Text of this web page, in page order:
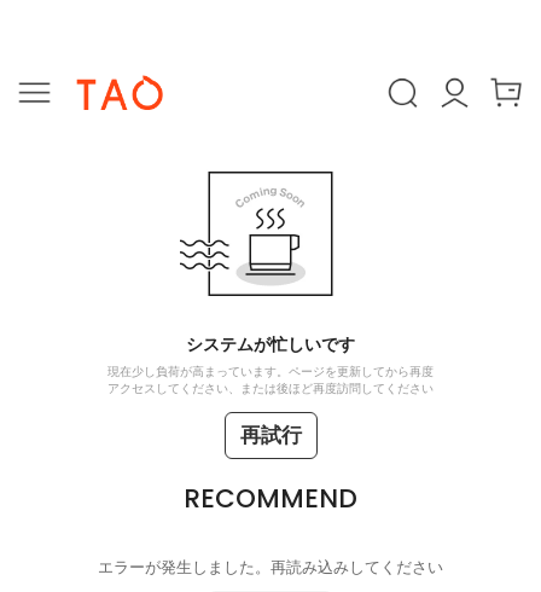
システムが忙しいです
現在少し負荷が高まっています。ページを更新してから再度
アクセスしてください、または後ほど再度訪問してください
再試行
RECOMMEND
エラーが発生しました。再読み込みしてください